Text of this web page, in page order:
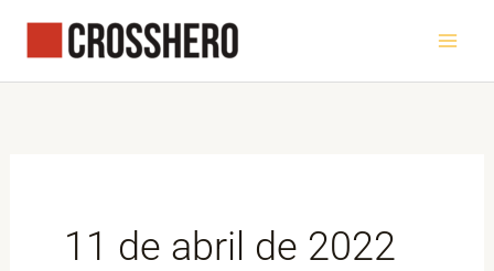
contenido
11 de abril de 2022